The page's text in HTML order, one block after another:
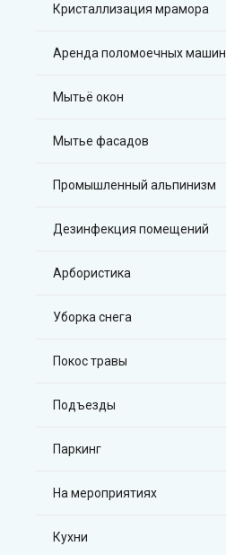
Кристаллизация мрамора
Аренда поломоечных машин
Мытьё окон
Мытье фасадов
Промышленный альпинизм
Дезинфекция помещений
Арбористика
Уборка снега
Покос травы
Подъезды
Паркинг
На мероприятиях
Кухни